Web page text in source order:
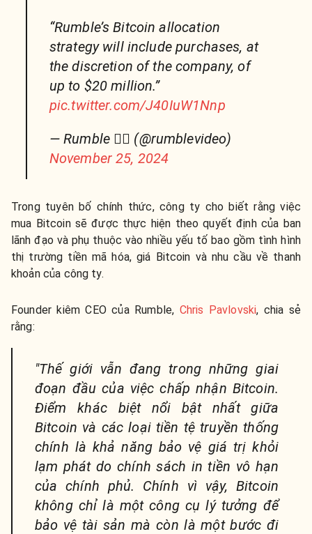
“Rumble’s Bitcoin allocation
strategy will include purchases, at
the discretion of the company, of
up to $20 million.”
pic.twitter.com/J40IuW1Nnp
— Rumble 🏴‍☠️ (@rumblevideo)
November 25, 2024
Trong tuyên bố chính thức, công ty cho biết rằng việc
mua Bitcoin sẽ được thực hiện theo quyết định của ban
lãnh đạo và phụ thuộc vào nhiều yếu tố bao gồm tình hình
thị trường tiền mã hóa, giá Bitcoin và nhu cầu về thanh
khoản của công ty.
Founder kiêm CEO của Rumble, Chris Pavlovski, chia sẻ
rằng:
"Thế giới vẫn đang trong những giai
đoạn đầu của việc chấp nhận Bitcoin.
Điểm khác biệt nổi bật nhất giữa
Bitcoin và các loại tiền tệ truyền thống
chính là khả năng bảo vệ giá trị khỏi
lạm phát do chính sách in tiền vô hạn
của chính phủ. Chính vì vậy, Bitcoin
không chỉ là một công cụ lý tưởng để
bảo vệ tài sản mà còn là một bước đi